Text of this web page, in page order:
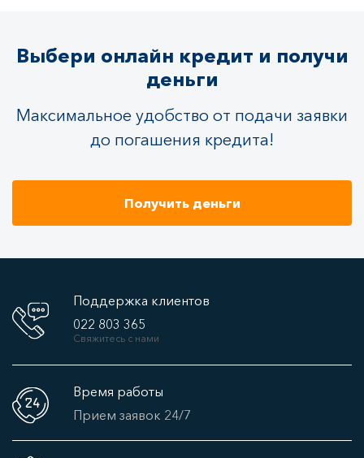
Выбери онлайн кредит и получи
деньги
Максимальное удобство от подачи заявки
до погашения кредита!
Получить деньги
Поддержка клиентов
022 803 365
Свяжитесь с нами
Время работы
Прием заявок 24/7